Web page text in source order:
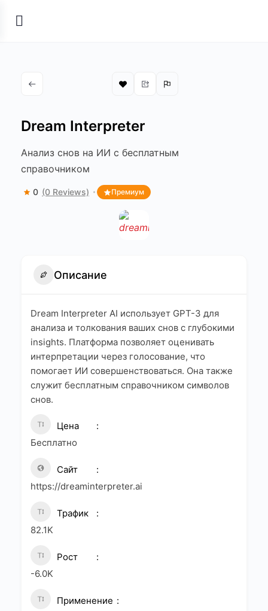
Dream Interpreter
Анализ снов на ИИ с бесплатным
справочником
0 (0 Reviews) Премиум
Описание
Dream Interpreter AI использует GPT-3 для
анализа и толкования ваших снов с глубокими
insights. Платформа позволяет оценивать
интерпретации через голосование, что
помогает ИИ совершенствоваться. Она также
служит бесплатным справочником символов
снов.
Цена
Бесплатно
Сайт
https://dreaminterpreter.ai
Трафик
82.1K
Рост
-6.0K
Применение